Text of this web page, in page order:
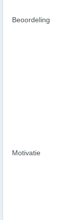
Beoordeling
Motivatie